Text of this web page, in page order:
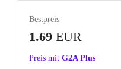
Bestpreis
1.69 EUR
Preis mit G2A Plus